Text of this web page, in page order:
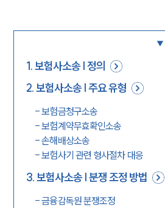
1.보험사소송 | 정의
2.보험사소송 | 주요 유형
-보험금청구소송
-보험계약무효확인소송
-손해배상소송
-보험사기 관련 형사절차 대응
3.보험사소송 | 분쟁 조정 방법
-금융감독원 분쟁조정